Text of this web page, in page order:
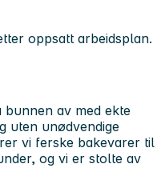
oppsatt arbeidsplan.
av med ekte
uten unødvendige
vi ferske bakevarer til
og vi er stolte av